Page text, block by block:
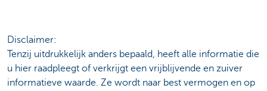
Disclaimer:
Tenzij uitdrukkelijk anders bepaald, heeft alle informatie die
u hier raadpleegt of verkrijgt een vrijblijvende en zuiver
informatieve waarde. Ze wordt naar best vermogen en op